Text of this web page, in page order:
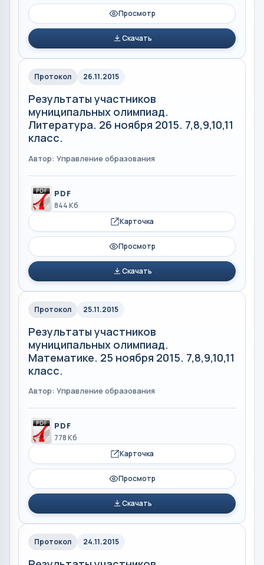
Просмотр
Скачать
Протокол 26.11.2015
Результаты участников
муниципальных олимпиад.
Литература. 26 ноября 2015. 7,8,9,10,11
класс.
Автор: Управление образования
PDF
844 Кб
Карточка
Просмотр
Скачать
Протокол 25.11.2015
Результаты участников
муниципальных олимпиад.
Математике. 25 ноября 2015. 7,8,9,10,11
класс.
Автор: Управление образования
PDF
778 Кб
Карточка
Просмотр
Скачать
Протокол 24.11.2015